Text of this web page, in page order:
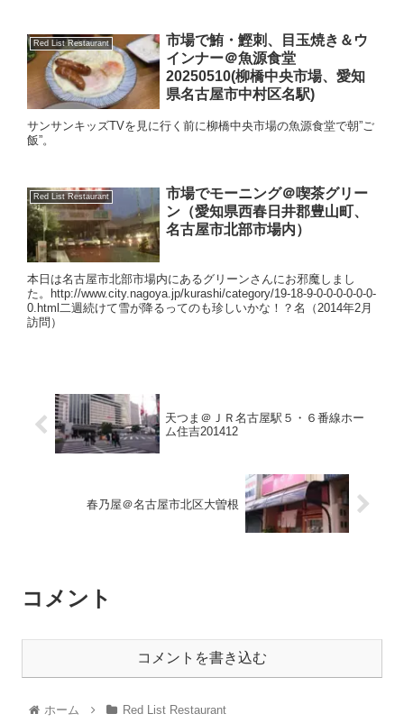
Red List Restaurant
市場で鮪・鰹刺、目玉焼き＆ウ
インナー＠魚源食堂
20250510(柳橋中央市場、愛知
県名古屋市中村区名駅)
サンサンキッズTVを見に行く前に柳橋中央市場の魚源食堂で朝”ご
飯”。
Red List Restaurant
市場でモーニング＠喫茶グリー
ン（愛知県西春日井郡豊山町、
名古屋市北部市場内）
本日は名古屋市北部市場内にあるグリーンさんにお邪魔しまし
た。http://www.city.nagoya.jp/kurashi/category/19-18-9-0-0-0-0-0-0-
0.html二週続けて雪が降るってのも珍しいかな！？名（2014年2月
訪問）
天つま＠ＪＲ名古屋駅５・６番線ホー
ム住吉201412
春乃屋＠名古屋市北区大曽根
コメント
コメントを書き込む
ホーム Red List Restaurant